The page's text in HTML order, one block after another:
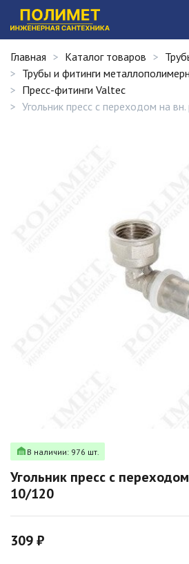
Главная Каталог товаров
Трубы и фитинги
Пресс-фитинги Valtec
Угольник пресс с переходом на
В наличии: 976 шт.
Угольник пресс с
10/120
309 ₽